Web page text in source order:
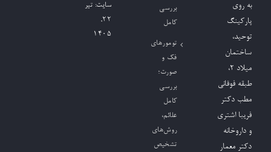
به روی
پارکینگ
توحید،
ساختمان
میلاد ٢،
طبقه فوقانی
مطب دکتر
فریبا اشتری
و داروخانه
دکتر معمار
بررسی
کامل
تومورهای
فک و
صورت؛
بررسی
کامل
علائم،
روش‌های
تشخیص
سایت: تیر
۲۲,
۱۴۰۵